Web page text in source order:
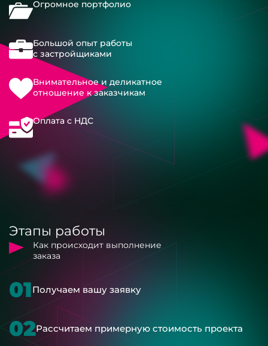
Огромное портфолио
Большой опыт работы
с застройщиками
Внимательное и деликатное
отношение к заказчикам
Оплата с НДС
Этапы работы
Как происходит выполнение
заказа
01Получаем вашу заявку
02Рассчитаем примерную стоимость проекта